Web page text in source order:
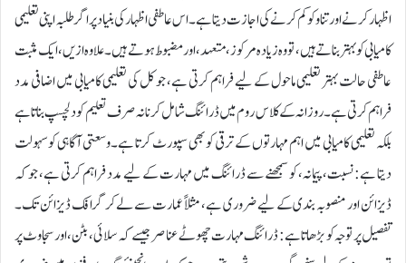
اظہار کرنے اور تناو کو کم کرنے کی اجازت دیتا ہے۔ اس عاطفی اظہار کی بنیاد پر اگر طلبہ اپنی تعلیمی
کامیابی کو بہتر بناتے ہیں، تو وہ زیادہ مرکوز، متعہد، اور مضبوط ہوتے ہیں۔ علاوہ ازیں، ایک مثبت
عاطفی حالت بہتر تعلیمی ماحول کے لیے فراہم کرتی ہے، جو کل کی تعلیمی کامیابی میں اضافی مدد
فراہم کرتی ہے۔روزانہ کے کلاس روم میں ڈرائنگ شامل کرنا نہ صرف تعلیم کو دلچسپ بناتا ہے
بلکہ تعلیمی کامیابی میں اہم مہارتوں کے ترقی کو بھی سپورٹ کرتا ہے۔وسعتی آگاہی کو سہولت
دیتا ہے: نسبت، پیمانہ، کو سمجھنے سے ڈرائنگ میں مہارت کے لیے مدد فراہم کرتی ہے، جو کہ
ڈیزائن اور منصوبہ بندی کے لیے ضروری ہے، مثلاً عمارت سے لے کر گرافک ڈیزائن تک۔
تفصیل پر توجہ کو بڑھاتا ہے: ڈرائنگ مہارت چھوٹے عناصر جیسے کہ سلائی، بٹن، اور سجاوٹ پر